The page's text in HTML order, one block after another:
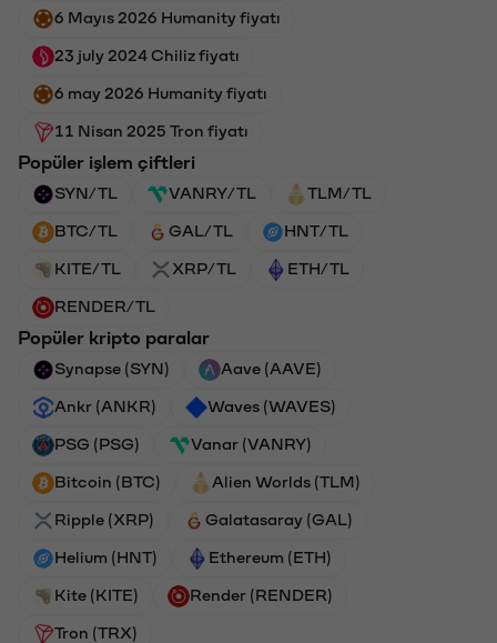
6 Mayıs 2026 Humanity fiyatı
23 july 2024 Chiliz fiyatı
6 may 2026 Humanity fiyatı
11 Nisan 2025 Tron fiyatı
Popüler işlem çiftleri
SYN/TL VANRY/TL TLM/TL
BTC/TL GAL/TL HNT/TL
KITE/TL XRP/TL ETH/TL
RENDER/TL
Popüler kripto paralar
Synapse (SYN) Aave (AAVE)
Ankr (ANKR) Waves (WAVES)
PSG (PSG) Vanar (VANRY)
Bitcoin (BTC) Alien Worlds (TLM)
Ripple (XRP) Galatasaray (GAL)
Helium (HNT) Ethereum (ETH)
Kite (KITE) Render (RENDER)
Tron (TRX)